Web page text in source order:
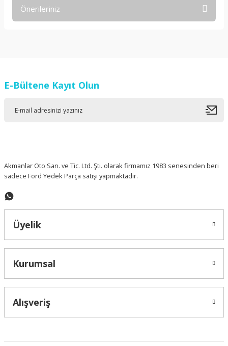
Önerileriniz
Ürün resmi kalitesiz, bozuk veya görüntülenemiyor.
E-Bültene Kayıt Olun
Akmanlar Oto San. ve Tic. Ltd. Şti. olarak firmamız 1983 senesinden beri
sadece Ford Yedek Parça satışı yapmaktadır.
Üyelik
Kurumsal
Alışveriş